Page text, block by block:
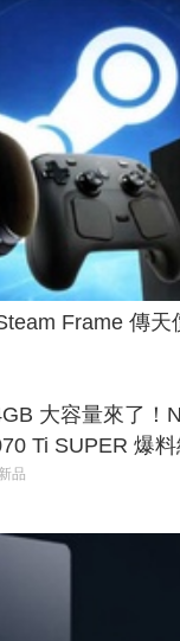
Frame 傳天
大容量來了！
Ti SUPER 爆
、上市時間
品